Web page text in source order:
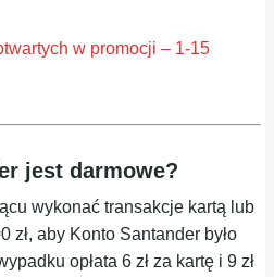
w promocji – 1-15
jest darmowe?
wykonać transakcje kartą lub
zł, aby Konto Santander było
opłata 6 zł za kartę i 9 zł